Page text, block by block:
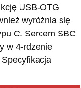
USB-OTG
wyróżnia się
C. Sercem SBC
w 4-rdzenie